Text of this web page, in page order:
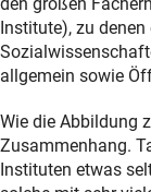
Institute), zu
allgemein sowie
Wie die Abbildung
Zusammenhang.
Instituten etwas